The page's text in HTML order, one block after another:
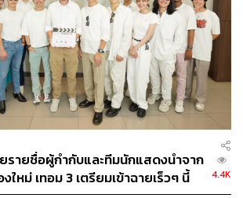
รายชื่อผู้กำกับและทีมนักแสดงนำจาก
หม่ เทอม 3 เตรียมเข้าฉายเร็วๆ นี้
4.4K